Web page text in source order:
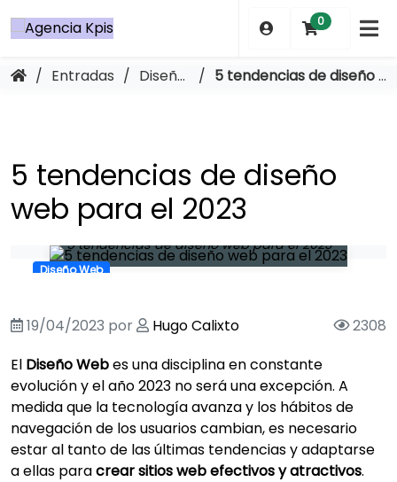
al
0
/ Entradas / Diseño Web / 5 tendencias de diseño web para el 2023
5 tendencias de diseño
web para el 2023
5 tendencias de diseño web para el 2023
Diseño Web
19/04/2023 por Hugo Calixto
2308
El Diseño Webes una disciplina en constante
evolución y el año 2023 no será una excepción. A
medida que la tecnología avanza y los hábitos de
navegación de los usuarios cambian, es necesario
estar al tanto de las últimas tendencias y adaptarse
a ellas paracrear sitios web efectivos y atractivos.